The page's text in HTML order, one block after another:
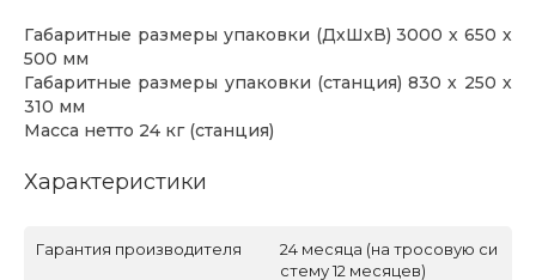
Габаритные размеры упаковки (ДхШхВ) 3000 х 650 х
500 мм
Габаритные размеры упаковки (станция) 830 х 250 х
310 мм
Масса нетто 24 кг (станция)
Характеристики
Гарантия производителя
24 месяца (на тросовую си
стему 12 месяцев)